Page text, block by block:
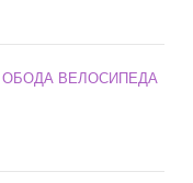
ОБОДА ВЕЛОСИПЕДА